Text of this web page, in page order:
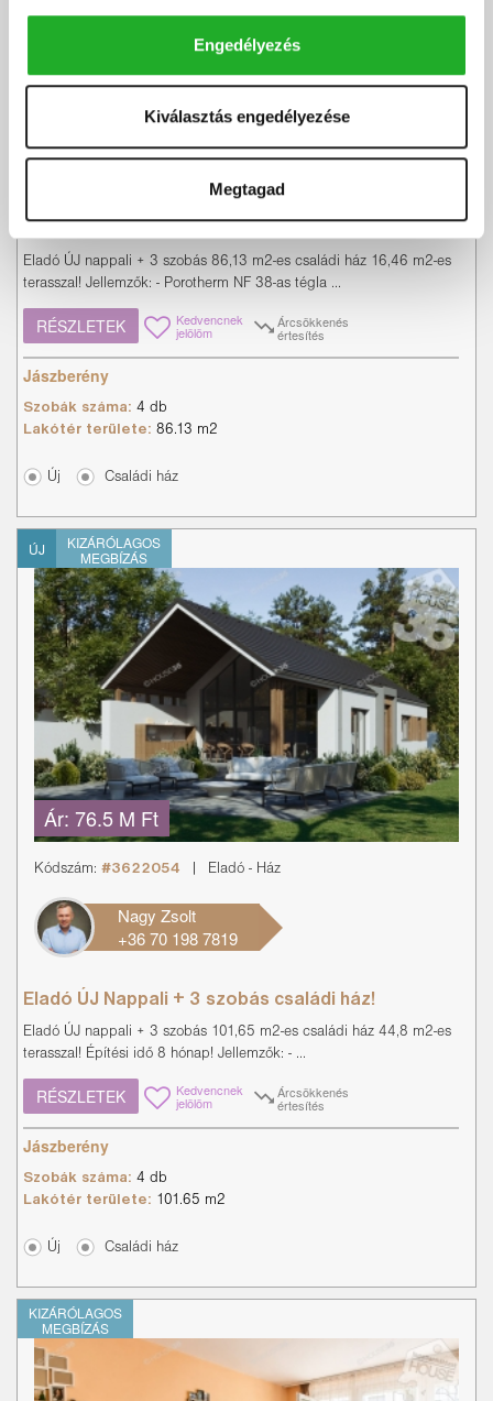
Engedélyezés
Kiválasztás engedélyezése
Megtagad
Nagy Zsolt
+36 70 198 7819
Eladó ÚJ nappali + 3 szobás 86,13 m2-es családi ház 16,46 m2-es
terasszal! Jellemzők: - Porotherm NF 38-as tégla ...
RÉSZLETEK Kedvencnek
jelölöm
Árcsökkenés
értesítés
Jászberény
Szobák száma: 4 db
Lakótér területe: 86.13 m2
Új Családi ház
ÚJ
KIZÁRÓLAGOS
MEGBÍZÁS
Ár: 76.5 M Ft
Kódszám: #3622054 Eladó - Ház
Nagy Zsolt
+36 70 198 7819
Eladó ÚJ Nappali + 3 szobás családi ház!
Eladó ÚJ nappali + 3 szobás 101,65 m2-es családi ház 44,8 m2-es
terasszal! Építési idő 8 hónap! Jellemzők: - ...
RÉSZLETEK Kedvencnek
jelölöm
Árcsökkenés
értesítés
Jászberény
Szobák száma: 4 db
Lakótér területe: 101.65 m2
Új Családi ház
KIZÁRÓLAGOS
MEGBÍZÁS